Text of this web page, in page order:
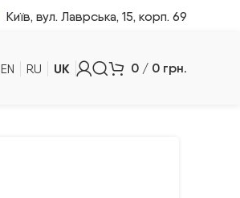
Київ, вул. Лаврська, 15, корп. 69
EN RU UK 0 / 0 грн.